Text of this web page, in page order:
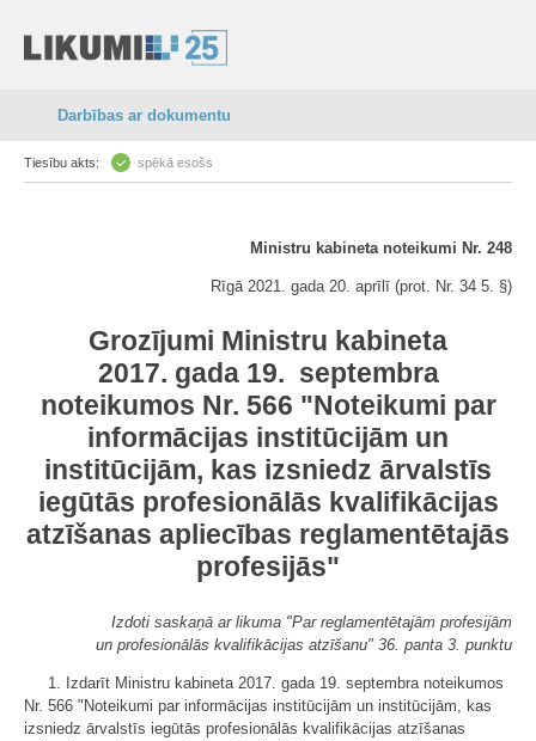
Darbības ar dokumentu
Tiesību akts: spēkā esošs
Ministru kabineta noteikumi Nr. 248
Rīgā 2021. gada 20. aprīlī (prot. Nr. 34 5. §)
Grozījumi Ministru kabineta
2017. gada 19. septembra
noteikumos Nr. 566 "Noteikumi par
informācijas institūcijām un
institūcijām, kas izsniedz ārvalstīs
iegūtās profesionālās kvalifikācijas
atzīšanas apliecības reglamentētajās
profesijās"
Izdoti saskaņā ar likuma "Par reglamentētajām profesijām
un profesionālās kvalifikācijas atzīšanu" 36. panta 3. punktu
1. Izdarīt Ministru kabineta 2017. gada 19. septembra noteikumos
Nr. 566 "Noteikumi par informācijas institūcijām un institūcijām, kas
izsniedz ārvalstīs iegūtās profesionālās kvalifikācijas atzīšanas